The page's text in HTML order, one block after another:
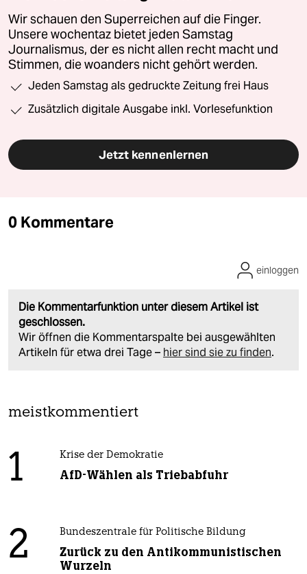
Wir schauen den Superreichen auf die Finger.
Unsere wochentaz bietet jeden Samstag
Journalismus, der es nicht allen recht macht und
Stimmen, die woanders nicht gehört werden.
Jeden Samstag als gedruckte Zeitung frei Haus
Zusätzlich digitale Ausgabe inkl. Vorlesefunktion
Jetzt kennenlernen
0 Kommentare
Die Kommentarfunktion unter diesem Artikel ist
geschlossen.
Wir öffnen die Kommentarspalte bei ausgewählten
Artikeln für etwa drei Tage – hier sind sie zu finden.
einloggen
meistkommentiert
1 Krise der Demokratie
AfD-Wählen als Triebabfuhr
2 Bundeszentrale für Politische Bildung
Zurück zu den Antikommunistischen
Wurzeln